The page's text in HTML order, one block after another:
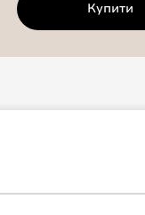
Купити